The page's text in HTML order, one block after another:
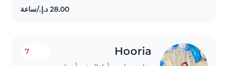
Hooria
7